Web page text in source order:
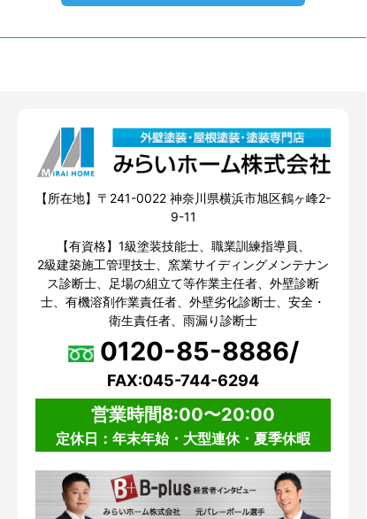
【所在地】〒241-0022 神奈川県横浜市旭区鶴ヶ峰2-
9-11
【有資格】1級塗装技能士、職業訓練指導員、
2級建築施工管理技士、窯業サイディングメンテナン
ス診断士、足場の組立て等作業主任者、外壁診断
士、有機溶剤作業責任者、外壁劣化診断士、安全・
衛生責任者、雨漏り診断士
0120-85-8886/
FAX:045-744-6294
営業時間8:00〜20:00
定休日：年末年始・大型連休・夏季休暇